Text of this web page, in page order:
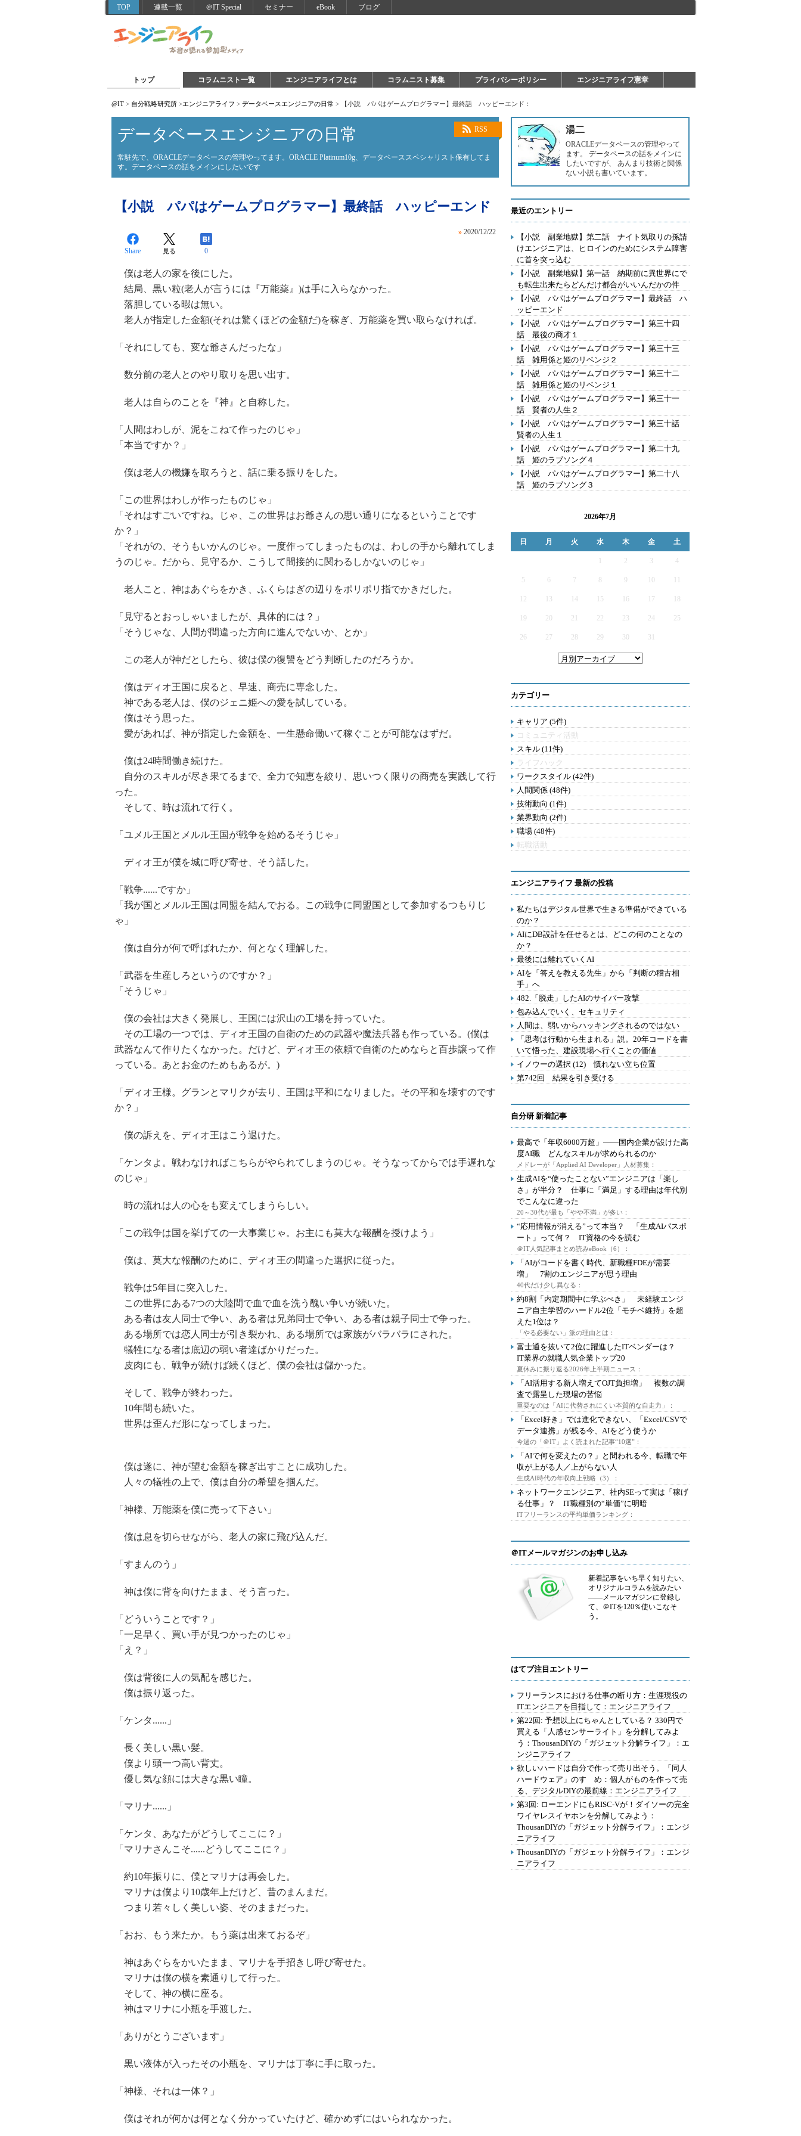
TOP 連載一覧 ＠IT Special セミナー eBook ブログ
トップ コラムニスト一覧 エンジニアライフとは コラムニスト募集 プライバシーポリシー エンジニアライフ憲章
@IT > 自分戦略研究所 >エンジニアライフ > データベースエンジニアの日常 > 【小説 パパはゲームプログラマー】最終話 ハッピーエンド：
RSS
データベースエンジニアの日常
常駐先で、ORACLEデータベースの管理やってます。ORACLE Platinum10g、データベーススペシャリスト保有してま
す。データベースの話をメインにしたいです
【小説 パパはゲームプログラマー】最終話 ハッピーエンド
» 2020/12/22
Share 見る 0
僕は老人の家を後にした。
結局、黒い粒(老人が言うには『万能薬』)は手に入らなかった。
落胆している暇は無い。
老人が指定した金額(それは驚くほどの金額だ)を稼ぎ、万能薬を買い取らなければ。
「それにしても、変な爺さんだったな」
数分前の老人とのやり取りを思い出す。
老人は自らのことを『神』と自称した。
「人間はわしが、泥をこねて作ったのじゃ」
「本当ですか？」
僕は老人の機嫌を取ろうと、話に乗る振りをした。
「この世界はわしが作ったものじゃ」
「それはすごいですね。じゃ、この世界はお爺さんの思い通りになるということです
か？」
「それがの、そうもいかんのじゃ。一度作ってしまったものは、わしの手から離れてしま
うのじゃ。だから、見守るか、こうして間接的に関わるしかないのじゃ」
老人こと、神はあぐらをかき、ふくらはぎの辺りをポリポリ指でかきだした。
「見守るとおっしゃいましたが、具体的には？」
「そうじゃな、人間が間違った方向に進んでないか、とか」
この老人が神だとしたら、彼は僕の復讐をどう判断したのだろうか。
僕はディオ王国に戻ると、早速、商売に専念した。
神である老人は、僕のジェニ姫への愛を試している。
僕はそう思った。
愛があれば、神が指定した金額を、一生懸命働いて稼ぐことが可能なはずだ。
僕は24時間働き続けた。
自分のスキルが尽き果てるまで、全力で知恵を絞り、思いつく限りの商売を実践して行
った。
そして、時は流れて行く。
「ユメル王国とメルル王国が戦争を始めるそうじゃ」
ディオ王が僕を城に呼び寄せ、そう話した。
「戦争......ですか」
「我が国とメルル王国は同盟を結んでおる。この戦争に同盟国として参加するつもりじ
ゃ」
僕は自分が何で呼ばれたか、何となく理解した。
「武器を生産しろというのですか？」
「そうじゃ」
僕の会社は大きく発展し、王国には沢山の工場を持っていた。
その工場の一つでは、ディオ王国の自衛のための武器や魔法兵器も作っている。(僕は
武器なんて作りたくなかった。だけど、ディオ王の依頼で自衛のためならと百歩譲って作
っている。あとお金のためもあるが。)
「ディオ王様。グランとマリクが去り、王国は平和になりました。その平和を壊すのです
か？」
僕の訴えを、ディオ王はこう退けた。
「ケンタよ。戦わなければこちらがやられてしまうのじゃ。そうなってからでは手遅れな
のじゃ」
時の流れは人の心をも変えてしまうらしい。
「この戦争は国を挙げての一大事業じゃ。お主にも莫大な報酬を授けよう」
僕は、莫大な報酬のために、ディオ王の間違った選択に従った。
戦争は5年目に突入した。
この世界にある7つの大陸間で血で血を洗う醜い争いが続いた。
ある者は友人同士で争い、ある者は兄弟同士で争い、ある者は親子同士で争った。
ある場所では恋人同士が引き裂かれ、ある場所では家族がバラバラにされた。
犠牲になる者は底辺の弱い者達ばかりだった。
皮肉にも、戦争が続けば続くほど、僕の会社は儲かった。
そして、戦争が終わった。
10年間も続いた。
世界は歪んだ形になってしまった。
僕は遂に、神が望む金額を稼ぎ出すことに成功した。
人々の犠牲の上で、僕は自分の希望を掴んだ。
「神様、万能薬を僕に売って下さい」
僕は息を切らせながら、老人の家に飛び込んだ。
「すまんのう」
神は僕に背を向けたまま、そう言った。
「どういうことです？」
「一足早く、買い手が見つかったのじゃ」
「え？」
僕は背後に人の気配を感じた。
僕は振り返った。
「ケンタ......」
長く美しい黒い髪。
僕より頭一つ高い背丈。
優し気な顔には大きな黒い瞳。
「マリナ......」
「ケンタ、あなたがどうしてここに？」
「マリナさんこそ......どうしてここに？」
約10年振りに、僕とマリナは再会した。
マリナは僕より10歳年上だけど、昔のまんまだ。
つまり若々しく美しい姿、そのままだった。
「おお、もう来たか。もう薬は出来ておるぞ」
神はあぐらをかいたまま、マリナを手招きし呼び寄せた。
マリナは僕の横を素通りして行った。
そして、神の横に座る。
神はマリナに小瓶を手渡した。
「ありがとうございます」
黒い液体が入ったその小瓶を、マリナは丁寧に手に取った。
「神様、それは一体？」
僕はそれが何かは何となく分かっていたけど、確かめずにはいられなかった。
湯二
ORACLEデータベースの管理やって
ます。 データベースの話をメインに
したいですが、 あんまり技術と関係
ない小説も書いています。
最近のエントリー
【小説 副業地獄】第二話 ナイト気取りの孫請
けエンジニアは、ヒロインのためにシステム障害
に首を突っ込む
【小説 副業地獄】第一話 納期前に異世界にで
も転生出来たらどんだけ都合がいいんだかの件
【小説 パパはゲームプログラマー】最終話 ハ
ッピーエンド
【小説 パパはゲームプログラマー】第三十四
話 最後の商才１
【小説 パパはゲームプログラマー】第三十三
話 雑用係と姫のリベンジ２
【小説 パパはゲームプログラマー】第三十二
話 雑用係と姫のリベンジ１
【小説 パパはゲームプログラマー】第三十一
話 賢者の人生２
【小説 パパはゲームプログラマー】第三十話
賢者の人生１
【小説 パパはゲームプログラマー】第二十九
話 姫のラブソング４
【小説 パパはゲームプログラマー】第二十八
話 姫のラブソング３
2026年7月
日 月 火 水 木 金 土
2 3 4
5 6 7 9
12 13 14 15 16 17
19 20 21 22 23 24 25
26 27 28 29 30 31
カテゴリー
キャリア (5件)
コミュニティ活動
スキル (11件)
ライフハック
ワークスタイル (42件)
人間関係 (48件)
技術動向 (1件)
業界動向 (2件)
職場 (48件)
転職活動
エンジニアライフ 最新の投稿
私たちはデジタル世界で生きる準備ができている
のか？
AIにDB設計を任せるとは、どこの何のことなの
か？
最後には離れていくAI
AIを「答えを教える先生」から「判断の稽古相
手」へ
482.「脱走」したAIのサイバー攻撃
包み込んでいく、セキュリティ
人間は、弱いからハッキングされるのではない
「思考は行動から生まれる」説。20年コードを書
いて悟った、建設現場へ行くことの価値
イノウーの選択 (12) 慣れない立ち位置
第742回 結果を引き受ける
自分研 新着記事
最高で「年収6000万超」――国内企業が設けた高
度AI職 どんなスキルが求められるのか
メドレーが「Applied AI Developer」人材募集：
生成AIを“使ったことない”エンジニアは「楽し
さ」が半分？ 仕事に「満足」する理由は年代別
でこんなに違った
20～30代が最も「やや不満」が多い：
“応用情報が消える”って本当？ 「生成AIパスポ
ート」って何？ IT資格の今を読む
＠IT人気記事まとめ読みeBook（6）：
「AIがコードを書く時代、新職種FDEが需要
増」 7割のエンジニアが思う理由
40代だけ少し異なる：
約8割「内定期間中に学ぶべき」 未経験エンジ
ニア自主学習のハードル2位「モチベ維持」を超
えた1位は？
「やる必要ない」派の理由とは：
富士通を抜いて2位に躍進したITベンダーは？
IT業界の就職人気企業トップ20
夏休みに振り返る2026年上半期ニュース：
「AI活用する新人増えてOJT負担増」 複数の調
査で露呈した現場の苦悩
重要なのは「AIに代替されにくい本質的な自走力」：
「Excel好き」では進化できない、「Excel/CSVで
データ連携」が残る今、AIをどう使うか
今週の「＠IT」よく読まれた記事“10選”：
「AIで何を変えたの？」と問われる今、転職で年
収が上がる人／上がらない人
生成AI時代の年収向上戦略（3）：
ネットワークエンジニア、社内SEって実は「稼げ
る仕事」？ IT職種別の“単価”に明暗
ITフリーランスの平均単価ランキング：
＠ITメールマガジンのお申し込み
新着記事をいち早く知りたい、
オリジナルコラムを読みたい
――メールマガジンに登録し
て、＠ITを120％使いこなそ
う。
はてブ注目エントリー
フリーランスにおける仕事の断り方：生涯現役の
ITエンジニアを目指して：エンジニアライフ
第22回: 予想以上にちゃんとしている？ 330円で
買える「人感センサーライト」を分解してみよ
う：ThousanDIYの「ガジェット分解ライフ」：エ
ンジニアライフ
欲しいハードは自分で作って売り出そう。「同人
ハードウェア」のすゝめ：個人がものを作って売
る、デジタルDIYの最前線：エンジニアライフ
第3回: ローエンドにもRISC-Vが！ダイソーの完全
ワイヤレスイヤホンを分解してみよう：
ThousanDIYの「ガジェット分解ライフ」：エンジ
ニアライフ
ThousanDIYの「ガジェット分解ライフ」：エンジ
ニアライフ